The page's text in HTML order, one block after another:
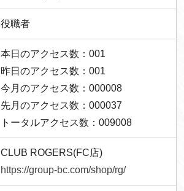
役職者
本日のアクセス数：001
昨日のアクセス数：001
今月のアクセス数：000008
先月のアクセス数：000037
トータルアクセス数：009008
CLUB ROGERS(FC店)
https://group-bc.com/shop/rg/